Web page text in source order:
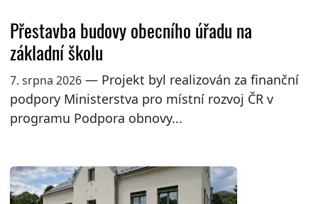
Přestavba budovy obecního úřadu na
základní školu
7. srpna 2026— Projekt byl realizován za finanční
podpory Ministerstva pro místní rozvoj ČR v
programu Podpora obnovy...